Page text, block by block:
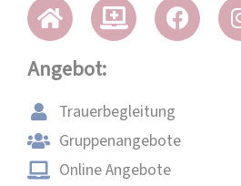
Angebot:
Trauerbegleitung
Gruppenangebote
Online Angebote